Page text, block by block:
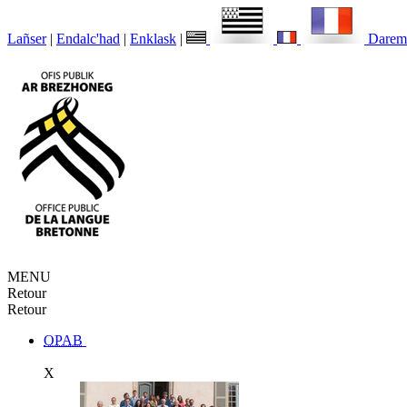
Lañser | Endalc'had | Enklask |
MENU
Retour
Retour
OPAB
X